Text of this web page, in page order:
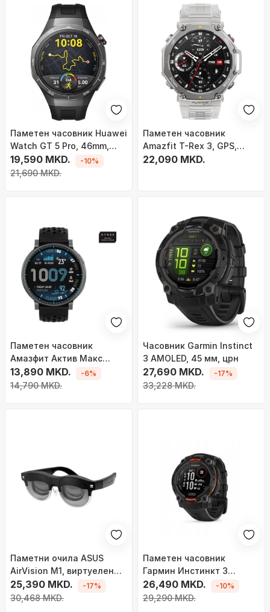
Паметен часовник Huawei
Watch GT 5 Pro, 46mm,
титан, црн
флуороеластомерски
19,590 MKD.
21,690 MKD.
-10%
Паметен часовник
Amazfit T-Rex 3, GPS,
Bluetooth, сив
22,090 MKD.
Паметен часовник
Амазфит Актив Макс
W2556GL1N, 1.5", ГПС, црн
13,890 MKD.
14,790 MKD.
-6%
Часовник Garmin Instinct
3 AMOLED, 45 мм, црн
27,690 MKD.
33,228 MKD.
-17%
Паметни очила ASUS
AirVision M1, виртуелен
екран 1080p, USB C, црни
25,390 MKD.
30,468 MKD.
-17%
Паметен часовник
Гармин Инстинкт 3
Солар, 45 mm, ГПС, црн
26,490 MKD.
29,290 MKD.
-10%